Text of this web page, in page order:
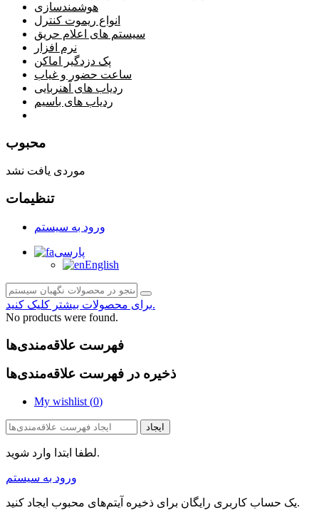
هوشمندسازی
انواع ریموت کنترل
سیستم های اعلام حریق
نرم افزار
پک دزدگیر اماکن
ساعت حضور و غیاب
ردیاب های آهنربایی
ردیاب های باسیم
محبوب
موردی یافت نشد
تنظیمات
ورود به سیستم
پارسی
English
برای محصولات بیشتر کلیک کنید.
No products were found.
فهرست علاقه‌مندی‌ها
ذخیره در فهرست علاقه‌مندی‌ها
My wishlist (0)
ایجاد
لطفا ابتدا وارد شوید.
ورود به سیستم
یک حساب کاربری رایگان برای ذخیره آیتم‌های محبوب ایجاد کنید.